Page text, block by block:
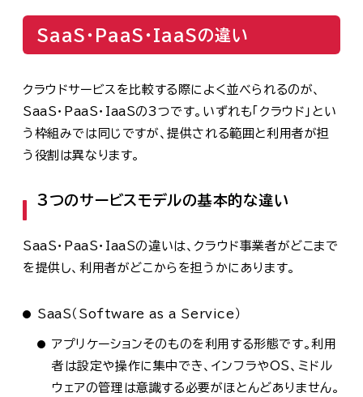
SaaS・PaaS・IaaSの違い
クラウドサービスを比較する際によく並べられるのが、
SaaS・PaaS・IaaSの3つです。いずれも「クラウド」とい
う枠組みでは同じですが、提供される範囲と利用者が担
う役割は異なります。
3つのサービスモデルの基本的な違い
SaaS・PaaS・IaaSの違いは、クラウド事業者がどこまで
を提供し、利用者がどこからを担うかにあります。
SaaS（Software as a Service）
アプリケーションそのものを利用する形態です。利用
者は設定や操作に集中でき、インフラやOS、ミドル
ウェアの管理は意識する必要がほとんどありません。